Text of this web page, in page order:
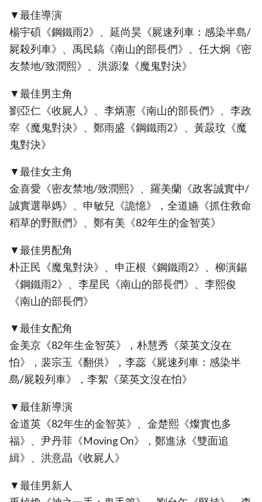
▼最佳導演
楊宇碩《鋼鐵雨2》、延尚昊《屍速列車：感染半島/
屍殺列車》、禹民鎬《南山的部長們》、任大炯《密
友禁地/致潤熙》、洪源澯《魔鬼對決》
▼最佳男主角
劉亞仁《收屍人》、李炳憲《南山的部長們》、李政
宰《魔鬼對決》、鄭雨盛《鋼鐵雨2》、黃晸玟《魔
鬼對決》
▼最佳女主角
金喜愛《密友禁地/致潤熙》、羅美蘭《政客誠實中/
誠實選舉媽》、申敏兒《詭憶》，全道嬿《抓住救命
稻草的野獸們》、鄭有美《82年生的金智英》
▼最佳男配角
朴正民《魔鬼對決》、申正根《鋼鐵雨2》、柳演錫
《鋼鐵雨2》、李星民《南山的部長們》、李熙俊
《南山的部長們》
▼最佳女配角
金美京《82年生金智英》，朴慧秀《菜英文沒在
怕》，裴宗玉《翻供》，李蕊《屍速列車：感染半
島/屍殺列車》，李絮《菜英文沒在怕》
▼最佳新導演
金道英《82年生的金智英》、金楚熙《燦實也多
福》、尹丹菲《Moving On》，鄭進泳《雙面追
緝》、洪意晶《收屍人》
▼最佳男新人